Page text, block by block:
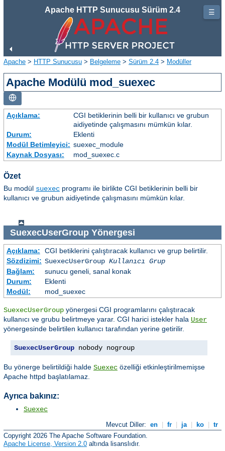
Apache HTTP Sunucusu Sürüm 2.4
Apache > HTTP Sunucusu > Belgeleme > Sürüm 2.4 > Modüller
Apache Modülü mod_suexec
Açıklama:
CGI betiklerinin belli bir kullanıcı ve grubun
aidiyetinde çalışmasını mümkün kılar.
Durum:
Eklenti
Modül Betimleyici: suexec_module
Kaynak Dosyası:
mod_suexec.c
Özet
Bu modül suexec programı ile birlikte CGI betiklerinin belli bir
kullanıcı ve grubun aidiyetinde çalışmasını mümkün kılar.
SuexecUserGroupYönergesi
Açıklama:
CGI betiklerini çalıştıracak kullanıcı ve grup belirtilir.
Sözdizimi: SuexecUserGroup Kullanıcı Grup
Bağlam:
sunucu geneli, sanal konak
Durum:
Eklenti
Modül:
mod_suexec
SuexecUserGroup yönergesi CGI programlarını çalıştıracak
kullanıcı ve grubu belirtmeye yarar. CGI harici istekler hala User
yönergesinde belirtilen kullanıcı tarafından yerine getirilir.
SuexecUserGroup nobody nogroup
Bu yönerge belirtildiği halde Suexec özelliği etkinleştirilmemişse
Apache httpd başlatılamaz.
Ayrıca bakınız:
Suexec
Mevcut Diller: en | fr | ja | ko | tr
Copyright 2026 The Apache Software Foundation.
Apache License, Version 2.0 altında lisanslıdır.
☰